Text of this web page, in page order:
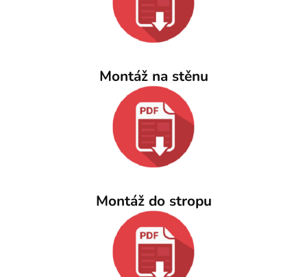
Montáž na stěnu
Montáž do stropu